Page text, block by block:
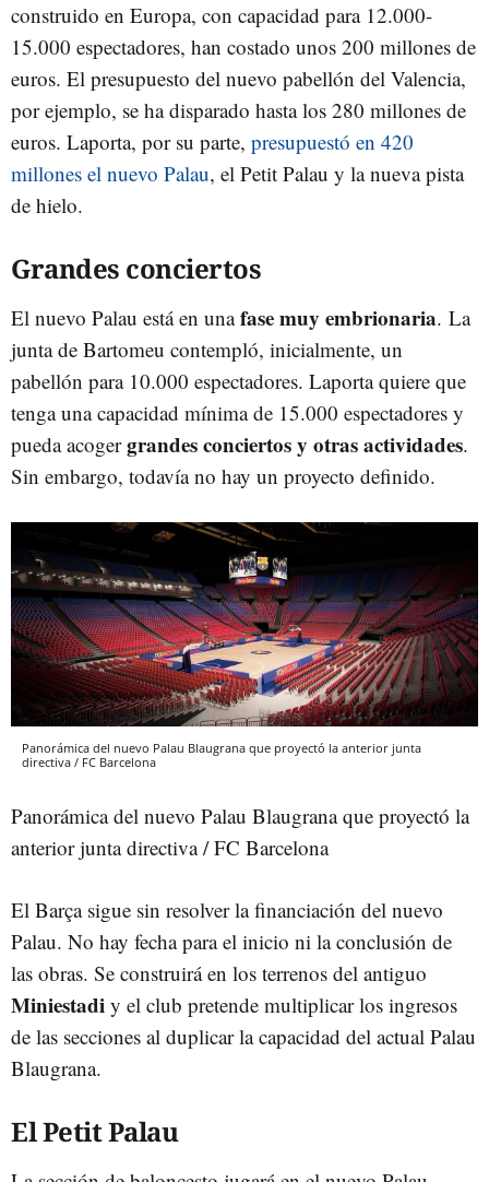
construido en Europa, con capacidad para 12.000-
15.000 espectadores, han costado unos 200 millones de
euros. El presupuesto del nuevo pabellón del Valencia,
por ejemplo, se ha disparado hasta los 280 millones de
euros. Laporta, por su parte, presupuestó en 420
millones el nuevo Palau, el Petit Palau y la nueva pista
de hielo.
Grandes conciertos
El nuevo Palau está en unafase muy embrionaria. La
junta de Bartomeu contempló, inicialmente, un
pabellón para 10.000 espectadores. Laporta quiere que
tenga una capacidad mínima de 15.000 espectadores y
pueda acogergrandes conciertos y otras actividades.
Sin embargo, todavía no hay un proyecto definido.
Panorámica del nuevo Palau Blaugrana que proyectó la anterior junta
directiva / FC Barcelona
Panorámica del nuevo Palau Blaugrana que proyectó la
anterior junta directiva / FC Barcelona
El Barça sigue sin resolver la financiación del nuevo
Palau. No hay fecha para el inicio ni la conclusión de
las obras. Se construirá en los terrenos del antiguo
Miniestadi y el club pretende multiplicar los ingresos
de las secciones al duplicar la capacidad del actual Palau
Blaugrana.
El Petit Palau